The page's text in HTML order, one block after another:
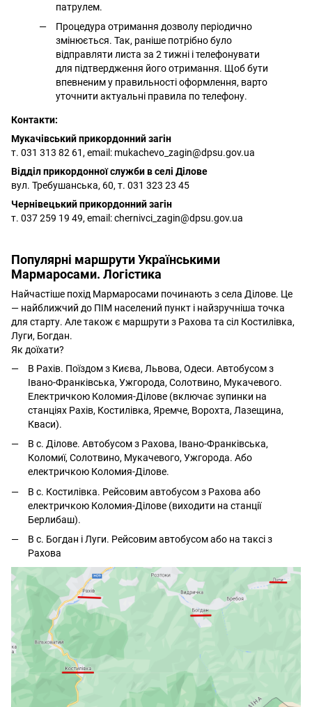
патрулем.
Процедура отримання дозволу періодично
змінюється. Так, раніше потрібно було
відправляти листа за 2 тижні і телефонувати
для підтвердження його отримання. Щоб бути
впевненим у правильності оформлення, варто
уточнити актуальні правила по телефону.
Контакти:
Мукачівський прикордонний загін
т. 031 313 82 61, email: mukachevo_zagin@dpsu.gov.ua
Відділ прикордонної служби в селі Ділове
вул. Требушанська, 60, т. 031 323 23 45
Чернівецький прикордонний загін
т. 037 259 19 49, email:chernivci_zagin@dpsu.gov.ua
Популярні маршрути Українськими
Мармаросами. Логістика
Найчастіше похід Мармаросами починають з села Ділове. Це
— найближчий до ПІМ населений пункт і найзручніша точка
для старту. Але також є маршрути з Рахова та сіл Костилівка,
Луги, Богдан.
Як доїхати?
В Рахів. Поїздом з Києва, Львова, Одеси. Автобусом з
Івано-Франківська, Ужгорода, Солотвино, Мукачевого.
Електричкою Коломия-Ділове (включає зупинки на
станціях Рахів, Костилівка, Яремче, Ворохта, Лазещина,
Кваси).
В с. Ділове. Автобусом з Рахова, Івано-Франківська,
Коломиї, Солотвино, Мукачевого, Ужгорода. Або
електричкою Коломия-Ділове.
В с. Костилівка. Рейсовим автобусом з Рахова або
електричкою Коломия-Ділове (виходити на станції
Берлибаш).
В с. Богдан і Луги. Рейсовим автобусом або на таксі з
Рахова